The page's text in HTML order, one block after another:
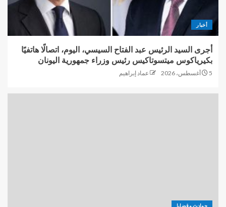
أخبار
أجرى السيد الرئيس عبد الفتاح السيسي، اليوم، اتصالًا هاتفيًا
بكيرياكوس ميتسوتاكيس رئيس وزراء جمهورية اليونان
5 أغسطس، 2026 عماد إبراهيم
حوادث وقضايا